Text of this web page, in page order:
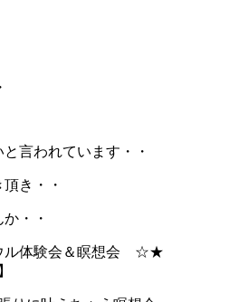
言われています・・
き・・
・・
体験会＆瞑想会 ☆★